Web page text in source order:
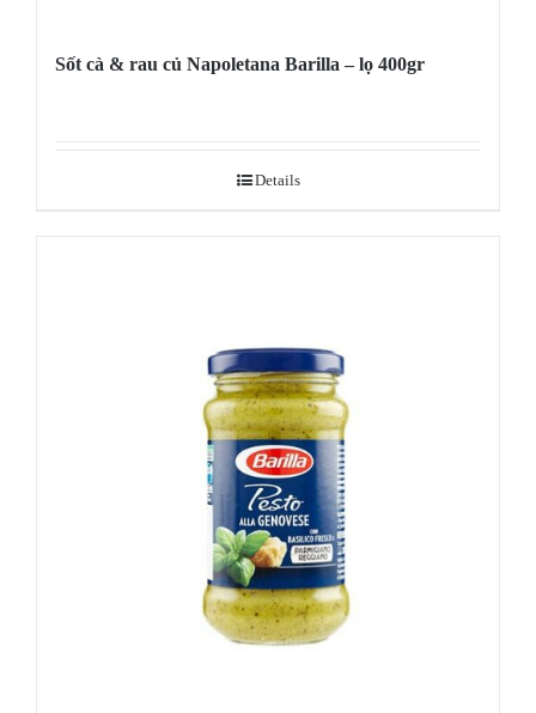
Sốt cà & rau củ Napoletana Barilla – lọ 400gr
Details